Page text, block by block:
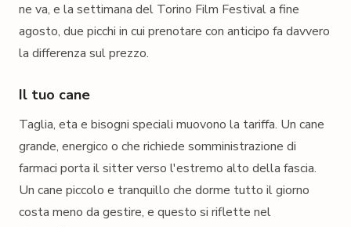
ne va, e la settimana del Torino Film Festival a fine
agosto, due picchi in cui prenotare con anticipo fa davvero
la differenza sul prezzo.
Il tuo cane
Taglia, eta e bisogni speciali muovono la tariffa. Un cane
grande, energico o che richiede somministrazione di
farmaci porta il sitter verso l'estremo alto della fascia.
Un cane piccolo e tranquillo che dorme tutto il giorno
costa meno da gestire, e questo si riflette nel